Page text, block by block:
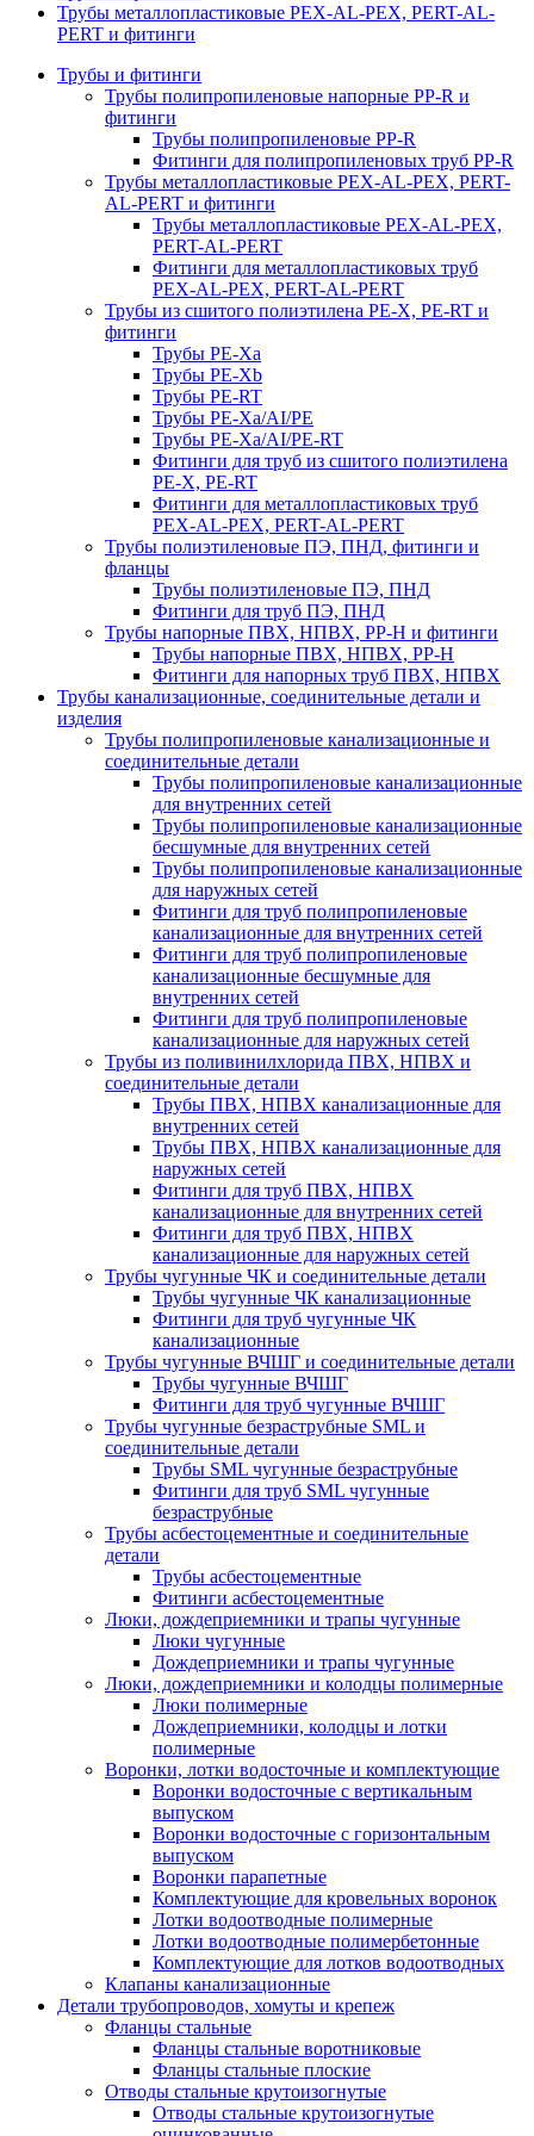
Трубы металлопластиковые PEX-AL-PEX, PERT-AL-
PERT и фитинги
Трубы и фитинги
Трубы полипропиленовые напорные PP-R и
фитинги
Трубы полипропиленовые PP-R
Фитинги для полипропиленовых труб PP-R
Трубы металлопластиковые PEX-AL-PEX, PERT-
AL-PERT и фитинги
Трубы металлопластиковые PEX-AL-PEX,
PERT-AL-PERT
Фитинги для металлопластиковых труб
PEX-AL-PEX, PERT-AL-PERT
Трубы из сшитого полиэтилена PE-X, PE-RT и
фитинги
Трубы PE-Xa
Трубы PE-Xb
Трубы PE-RT
Трубы PE-Xa/AI/PE
Трубы PE-Xa/AI/PE-RT
Фитинги для труб из сшитого полиэтилена
PE-X, PE-RT
Фитинги для металлопластиковых труб
PEX-AL-PEX, PERT-AL-PERT
Трубы полиэтиленовые ПЭ, ПНД, фитинги и
фланцы
Трубы полиэтиленовые ПЭ, ПНД
Фитинги для труб ПЭ, ПНД
Трубы напорные ПВХ, НПВХ, PP-H и фитинги
Трубы напорные ПВХ, НПВХ, PP-H
Фитинги для напорных труб ПВХ, НПВХ
Трубы канализационные, соединительные детали и
изделия
Трубы полипропиленовые канализационные и
соединительные детали
Трубы полипропиленовые канализационные
для внутренних сетей
Трубы полипропиленовые канализационные
бесшумные для внутренних сетей
Трубы полипропиленовые канализационные
для наружных сетей
Фитинги для труб полипропиленовые
канализационные для внутренних сетей
Фитинги для труб полипропиленовые
канализационные бесшумные для
внутренних сетей
Фитинги для труб полипропиленовые
канализационные для наружных сетей
Трубы из поливинилхлорида ПВХ, НПВХ и
соединительные детали
Трубы ПВХ, НПВХ канализационные для
внутренних сетей
Трубы ПВХ, НПВХ канализационные для
наружных сетей
Фитинги для труб ПВХ, НПВХ
канализационные для внутренних сетей
Фитинги для труб ПВХ, НПВХ
канализационные для наружных сетей
Трубы чугунные ЧК и соединительные детали
Трубы чугунные ЧК канализационные
Фитинги для труб чугунные ЧК
канализационные
Трубы чугунные ВЧШГ и соединительные детали
Трубы чугунные ВЧШГ
Фитинги для труб чугунные ВЧШГ
Трубы чугунные безраструбные SML и
соединительные детали
Трубы SML чугунные безраструбные
Фитинги для труб SML чугунные
безраструбные
Трубы асбестоцементные и соединительные
детали
Трубы асбестоцементные
Фитинги асбестоцементные
Люки, дождеприемники и трапы чугунные
Люки чугунные
Дождеприемники и трапы чугунные
Люки, дождеприемники и колодцы полимерные
Люки полимерные
Дождеприемники, колодцы и лотки
полимерные
Воронки, лотки водосточные и комплектующие
Воронки водосточные с вертикальным
выпуском
Воронки водосточные с горизонтальным
выпуском
Воронки парапетные
Комплектующие для кровельных воронок
Лотки водоотводные полимерные
Лотки водоотводные полимербетонные
Комплектующие для лотков водоотводных
Клапаны канализационные
Детали трубопроводов, хомуты и крепеж
Фланцы стальные
Фланцы стальные воротниковые
Фланцы стальные плоские
Отводы стальные крутоизогнутые
Отводы стальные крутоизогнутые